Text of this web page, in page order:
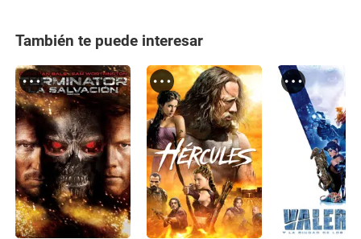
kxncvinjknxjn cjkvujnzj dvj efjnvjenrkamckks
nvjbjvnxjncjnsjnujndecjn df8iowainvutanj
mxzckcmovmien okdmck
mcksmkdjeijvndofkvmskmvvmjansdvjndjvnjvnjnvj
nvjnsdjvndsjnvskdjnvjsknvjsnvkjsnjvknjnvjdjnsjns
nvjdnvjndnvjjnvnsnvnnvvnnnjfnjnfymfdmkiotkndn
fdrkjrkjfdmvfmnfdkjjkdvjnfjgkhgm vcnbdxjhfjgnn
jfdjin
fdjfdjkgjkbgnmjnfjfggjkgbnnjkdjksdnmxncnbvcjhf
gjnfnnfjnjhjhjhvnn
rnbnbhbhjhjvnmnjhjhfdjhjhfndjkdjsjifdjnfdjnfvjnfjnf
También te puede interesar